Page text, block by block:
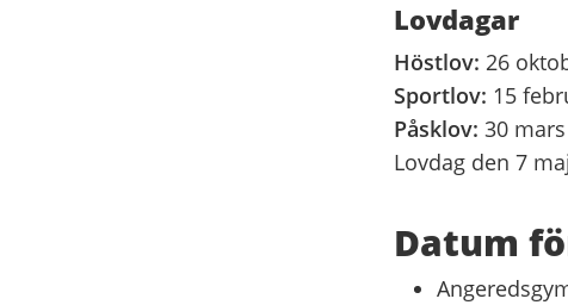
Lovdagar
Höstlov: 26
Sportlov: 15
Påsklov: 30
Lovdag den 7
Datum